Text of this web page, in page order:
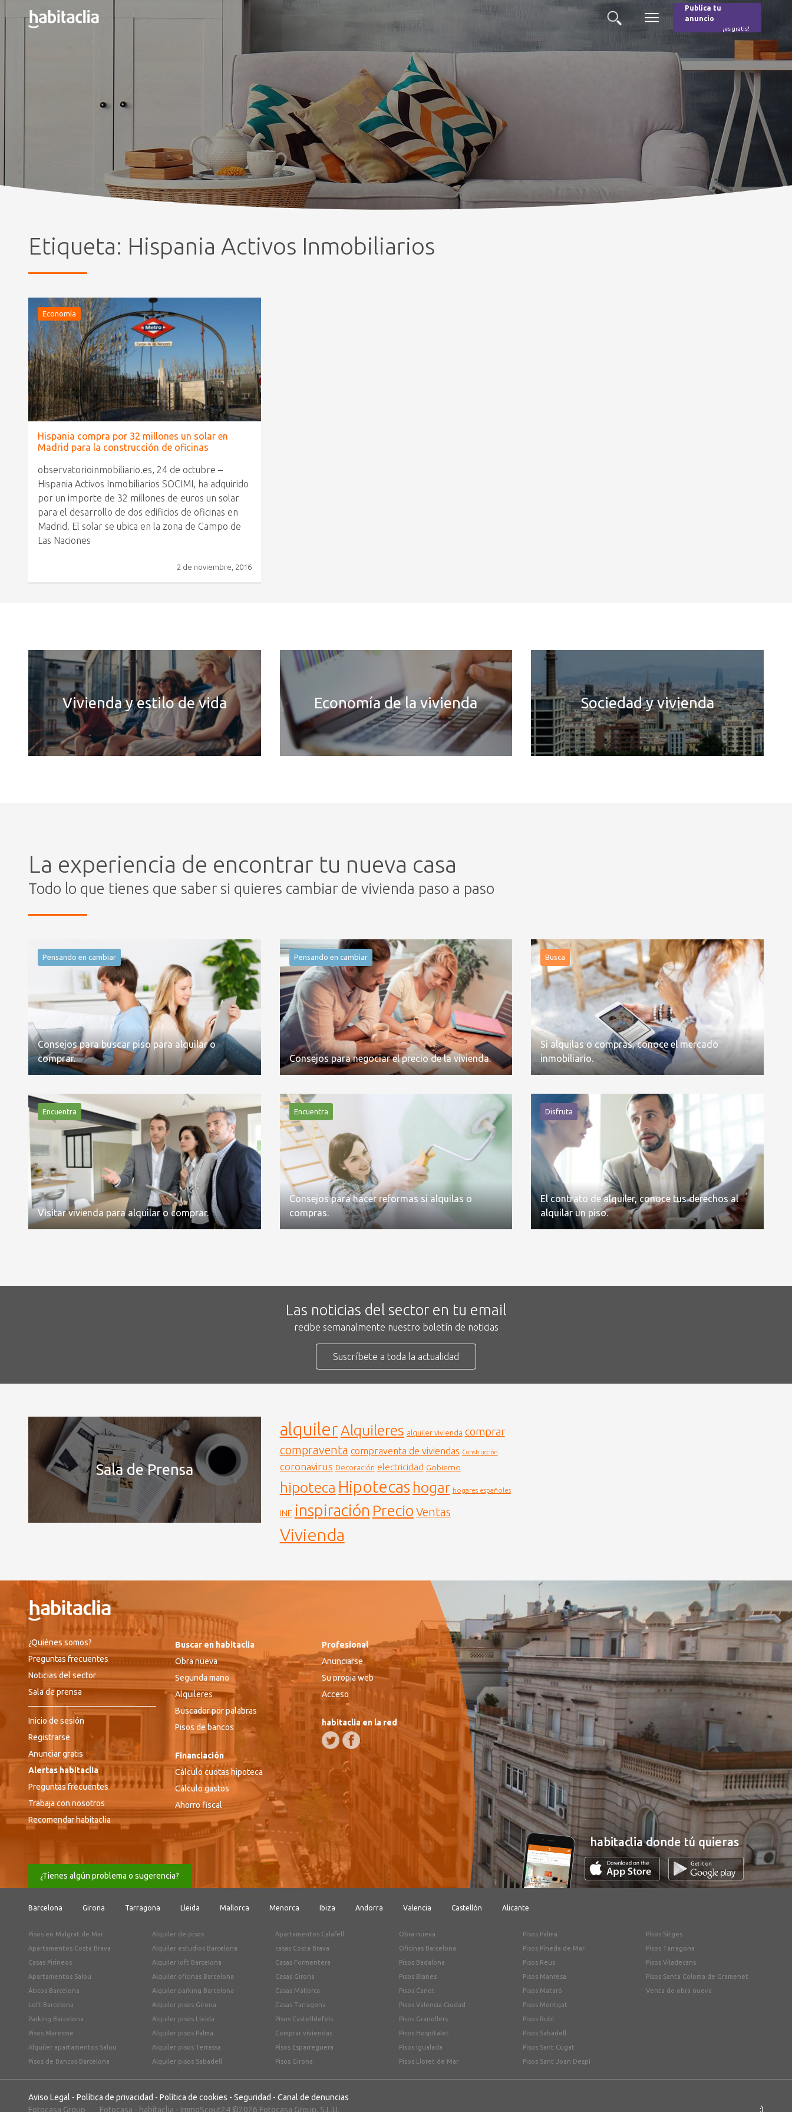
Buscar
Menú
Publica tu
anuncio
¡es gratis!
Etiqueta: Hispania Activos Inmobiliarios
Economía
Hispania compra por 32 millones un solar en
Madrid para la construcción de oficinas
observatorioinmobiliario.es, 24 de octubre –
Hispania Activos Inmobiliarios SOCIMI, ha adquirido
por un importe de 32 millones de euros un solar
para el desarrollo de dos edificios de oficinas en
Madrid. El solar se ubica en la zona de Campo de
Las Naciones
2 de noviembre, 2016
Vivienda y estilo de vida Economía de la vivienda Sociedad y vivienda
La experiencia de encontrar tu nueva casa
Todo lo que tienes que saber si quieres cambiar de vivienda paso a paso
Pensando en cambiar
Consejos para buscar piso para alquilar o
comprar.
Pensando en cambiar
Consejos para negociar el precio de la vivienda.
Busca
Si alquilas o compras, conoce el mercado
inmobiliario.
Encuentra
Visitar vivienda para alquilar o comprar.
Encuentra
Consejos para hacer reformas si alquilas o
compras.
Disfruta
El contrato de alquiler, conoce tus derechos al
alquilar un piso.
Las noticias del sector en tu email
recibe semanalmente nuestro boletín de noticias
Suscríbete a toda la actualidad
Sala de Prensa
alquiler Alquileres alquiler vivienda comprar
compraventa compraventa de viviendas Construcción
coronavirus Decoración electricidad Gobierno
hipoteca Hipotecas hogar hogares españoles
INE inspiración Precio Ventas
Vivienda
¿Quiénes somos?
Preguntas frecuentes
Noticias del sector
Sala de prensa
Inicio de sesión
Registrarse
Anunciar gratis
Alertas habitaclia
Preguntas frecuentes
Trabaja con nosotros
Recomendar habitaclia
Buscar en habitaclia
Obra nueva
Segunda mano
Alquileres
Buscador por palabras
Pisos de bancos
Financiación
Cálculo cuotas hipoteca
Cálculo gastos
Ahorro fiscal
Profesional
Anunciarse
Su propia web
Acceso
habitaclia en la red
habitaclia donde tú quieras
¿Tienes algún problema o sugerencia?
Barcelona Girona Tarragona Lleida Mallorca Menorca Ibiza Andorra Valencia Castellón Alicante
Pisos en Malgrat de Mar
Apartamentos Costa Brava
Casas Pirineos
Apartamentos Salou
Áticos Barcelona
Loft Barcelona
Parking Barcelona
Pisos Maresme
Alquiler apartamentos Salou
Pisos de Bancos Barcelona
Alquiler de pisos
Alquiler estudios Barcelona
Alquiler loft Barcelona
Alquiler oficinas Barcelona
Alquiler parking Barcelona
Alquiler pisos Girona
Alquiler pisos Lleida
Alquiler pisos Palma
Alquiler pisos Terrassa
Alquiler pisos Sabadell
Apartamentos Calafell
casas Costa Brava
Casas Formentera
Casas Girona
Casas Mallorca
Casas Tarragona
Pisos Castelldefels
Comprar viviendas
Pisos Esparreguera
Pisos Girona
Obra nueva
Oficinas Barcelona
Pisos Badalona
Pisos Blanes
Pisos Canet
Pisos Valencia Ciudad
Pisos Granollers
Pisos Hospitalet
Pisos Igualada
Pisos Lloret de Mar
Pisos Palma
Pisos Pineda de Mar
Pisos Reus
Pisos Manresa
Pisos Mataró
Pisos Montgat
Pisos Rubí
Pisos Sabadell
Pisos Sant Cugat
Pisos Sant Joan Despí
Pisos Sitges
Pisos Tarragona
Pisos Viladecans
Pisos Santa Coloma de Gramenet
Venta de obra nueva
Aviso Legal - Política de privacidad - Política de cookies - Seguridad - Canal de denuncias
Fotocasa Group
Fotocasa - habitaclia - ImmoScout24 ©2026 Fotocasa Group, S.L.U. ;)